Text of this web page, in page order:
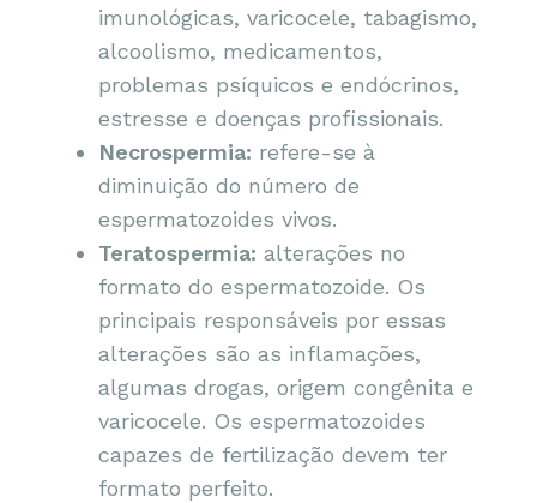
imunológicas, varicocele, tabagismo,
alcoolismo, medicamentos,
problemas psíquicos e endócrinos,
estresse e doenças profissionais.
Necrospermia: refere-se à
diminuição do número de
espermatozoides vivos.
Teratospermia: alterações no
formato do espermatozoide. Os
principais responsáveis por essas
alterações são as inflamações,
algumas drogas, origem congênita e
varicocele. Os espermatozoides
capazes de fertilização devem ter
formato perfeito.